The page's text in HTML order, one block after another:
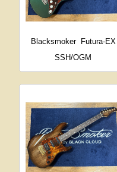
Blacksmoker
Futura-EX
SSH/OGM